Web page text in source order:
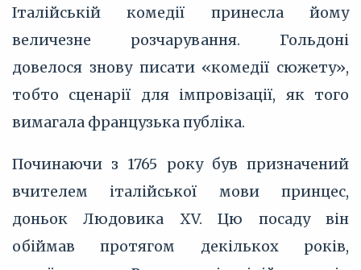
Італійській комедії принесла йому
величезне розчарування. Гольдоні
довелося знову писати «комедії сюжету»,
тобто сценарії для імпровізації, як того
вимагала французька публіка.
Починаючи з 1765 року був призначений
вчителем італійської мови принцес,
доньок Людовика XV. Цю посаду він
обіймав протягом декількох років,